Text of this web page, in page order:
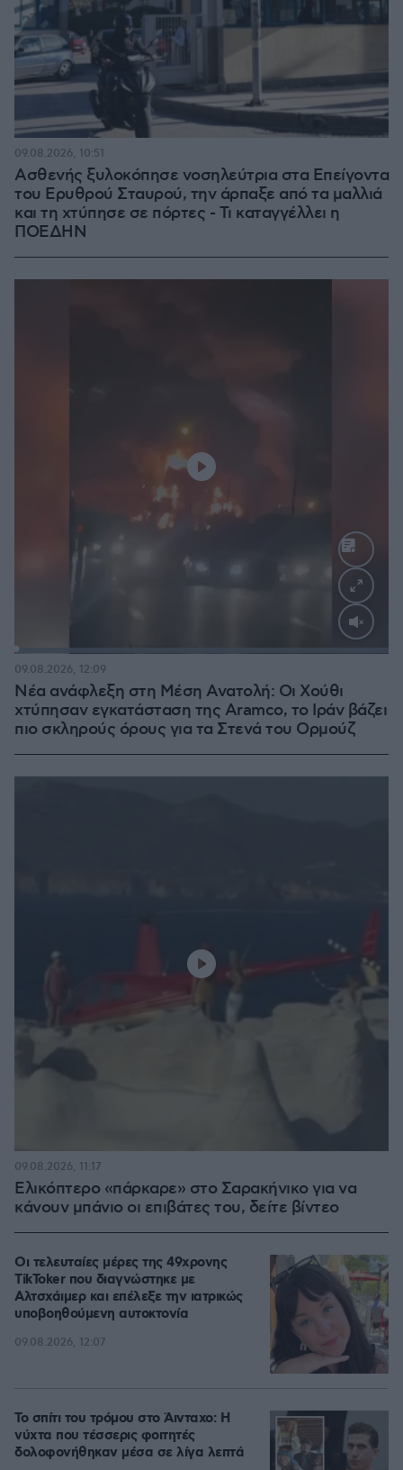
Ασθενής ξυλοκόπησε νοσηλεύτρια στα Επείγοντα
του Ερυθρού Σταυρού, την άρπαξε από τα μαλλιά
και τη χτύπησε σε πόρτες - Τι καταγγέλλει η
ΠΟΕΔΗΝ
09.08.2026, 10:51
Νέα ανάφλεξη στη Μέση Ανατολή: Οι Χούθι
χτύπησαν εγκατάσταση της Aramco, το Ιράν βάζει
πιο σκληρούς όρους για τα Στενά του Ορμούζ
09.08.2026, 12:09
Ελικόπτερο «πάρκαρε» στο Σαρακήνικο για να
κάνουν μπάνιο οι επιβάτες του, δείτε βίντεο
09.08.2026, 11:17
Οι τελευταίες μέρες της 49χρονης
TikToker που διαγνώστηκε με
Αλτσχάιμερ και επέλεξε την ιατρικώς
υποβοηθούμενη αυτοκτονία
09.08.2026, 12:07
Το σπίτι του τρόμου στο Άινταχο: Η
νύχτα που τέσσερις φοιτητές
δολοφονήθηκαν μέσα σε λίγα λεπτά